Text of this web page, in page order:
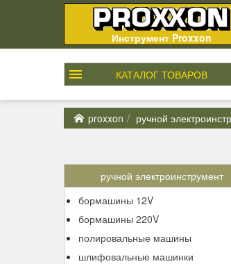
Инструмент Proxxon
КАТАЛОГТОВАРОВ
proxxon ручной
ручной электроинструмент
бормашины 12V
бормашины 220V
полировальные машины
шлифовальные машинки